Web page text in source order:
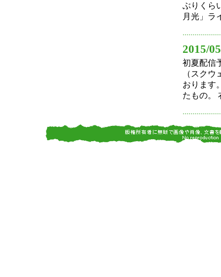
ぶりくら
月光」ラ
2015/
初夏配信
（スク
おります
たもの。